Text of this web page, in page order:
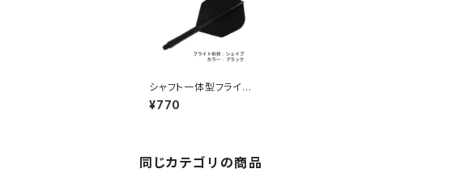
シャフト一体型フライ
ト シームレス カルシ
ウム シェイプ カラ
¥770
同じカテゴリの商品